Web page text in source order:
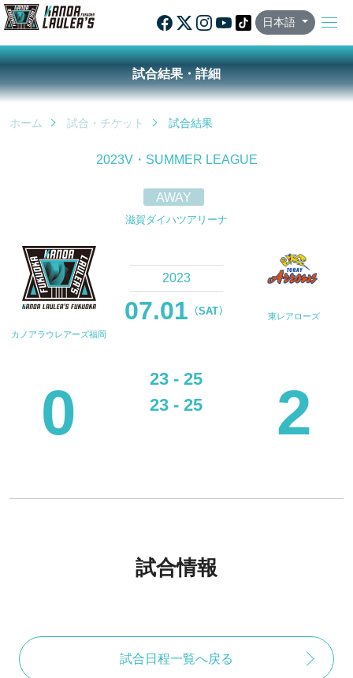
日本語
試合結果・詳細
ホーム 試合・チケット 試合結果
2023V・SUMMER LEAGUE
AWAY
滋賀ダイハツアリーナ
カノアラウレアーズ福岡
2023
07.01 〈SAT〉 東レアローズ
0
23 - 25
23 - 25
2
試合情報
試合日程一覧へ戻る